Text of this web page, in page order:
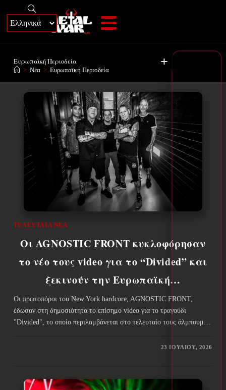
+
Ευρωπαϊκή Περιοδεία
> Νέα > Ευρωπαϊκή Περιοδεία
ΤΕΛΕΥΤΑΊΑ ΝΈΑ
Οι AGNOSTIC FRONT κυκλοφόρησαν
το νέο τους video για το “Divided” και
ξεκινούν την Ευρωπαϊκή…
Οι πρωτοπόροι του New York hardcore, AGNOSTIC FRONT,
έδωσαν στη δημοσιότητα το επίσημο video για το τραγούδι
"Divided", το οποίο περιλαμβάνεται στο τελευταίο τους άλμπουμ…
23 ΙΟΥΛΊΟΥ, 2026